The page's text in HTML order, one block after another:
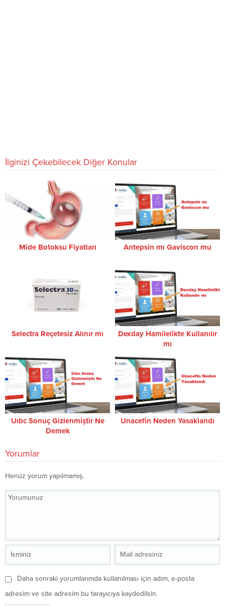
İlginizi Çekebilecek Diğer Konular
Mide Botoksu Fiyatları Antepsin mı Gaviscon mu
Selectra Reçetesiz Alınır mı
Dexday Hamilelikte Kullanılır
mı
Uıbc Sonuç Gizlenmiştir Ne
Demek
Unacefin Neden Yasaklandı
Yorumlar
Henüz yorum yapılmamış.
Daha sonraki yorumlarımda kullanılması için adım, e-posta
adresim ve site adresim bu tarayıcıya kaydedilsin.